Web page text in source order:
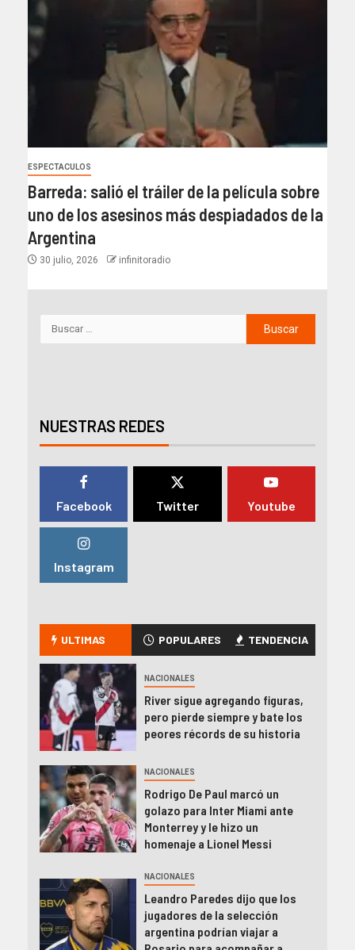
ESPECTACULOS
Barreda: salió el tráiler de la película sobre
uno de los asesinos más despiadados de la
Argentina
30 julio, 2026 infinitoradio
NUESTRAS REDES
Facebook Twitter Youtube
Instagram
ULTIMAS POPULARES TENDENCIA
NACIONALES
River sigue agregando figuras,
pero pierde siempre y bate los
peores récords de su historia
NACIONALES
Rodrigo De Paul marcó un
golazo para Inter Miami ante
Monterrey y le hizo un
homenaje a Lionel Messi
NACIONALES
Leandro Paredes dijo que los
jugadores de la selección
argentina podrían viajar a